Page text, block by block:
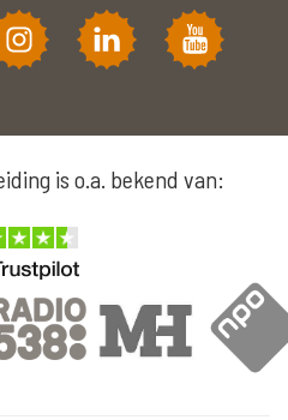
is o.a. bekend van: